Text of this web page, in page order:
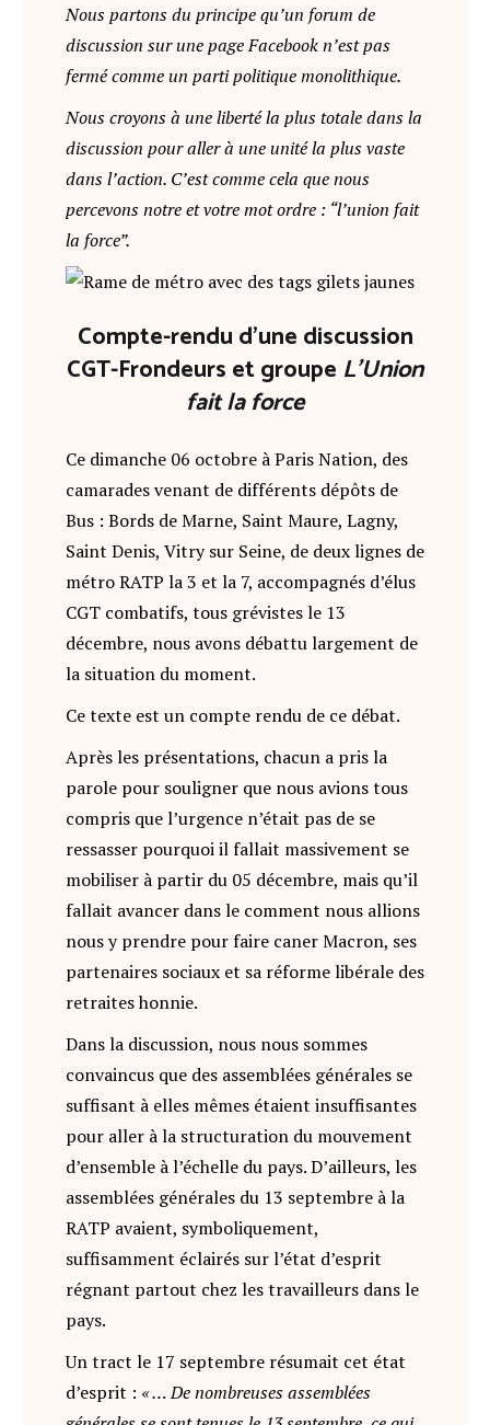
Nous partons du principe qu’un forum de
discussion sur une page Facebook n’est pas
fermé comme un parti politique monolithique.
Nous croyons à une liberté la plus totale dans la
discussion pour aller à une unité la plus vaste
dans l’action. C’est comme cela que nous
percevons notre et votre mot ordre : “l’union fait
la force”.
Compte-rendu d’une discussion
CGT-Frondeurs et groupe L’Union
fait la force
Ce dimanche 06 octobre à Paris Nation, des
camarades venant de différents dépôts de
Bus : Bords de Marne, Saint Maure, Lagny,
Saint Denis, Vitry sur Seine, de deux lignes de
métro RATP la 3 et la 7, accompagnés d’élus
CGT combatifs, tous grévistes le 13
décembre, nous avons débattu largement de
la situation du moment.
Ce texte est un compte rendu de ce débat.
Après les présentations, chacun a pris la
parole pour souligner que nous avions tous
compris que l’urgence n’était pas de se
ressasser pourquoi il fallait massivement se
mobiliser à partir du 05 décembre, mais qu’il
fallait avancer dans le comment nous allions
nous y prendre pour faire caner Macron, ses
partenaires sociaux et sa réforme libérale des
retraites honnie.
Dans la discussion, nous nous sommes
convaincus que des assemblées générales se
suffisant à elles mêmes étaient insuffisantes
pour aller à la structuration du mouvement
d’ensemble à l’échelle du pays. D’ailleurs, les
assemblées générales du 13 septembre à la
RATP avaient, symboliquement,
suffisamment éclairés sur l’état d’esprit
régnant partout chez les travailleurs dans le
pays.
Un tract le 17 septembre résumait cet état
d’esprit : « … De nombreuses assemblées